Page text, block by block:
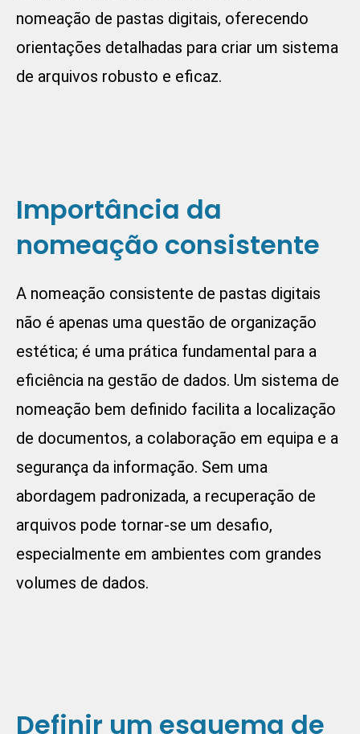
nomeação de pastas digitais, oferecendo
orientações detalhadas para criar um sistema
de arquivos robusto e eficaz.
Importância da
nomeação consistente
A nomeação consistente de pastas digitais
não é apenas uma questão de organização
estética; é uma prática fundamental para a
eficiência na gestão de dados. Um sistema de
nomeação bem definido facilita a localização
de documentos, a colaboração em equipa e a
segurança da informação. Sem uma
abordagem padronizada, a recuperação de
arquivos pode tornar-se um desafio,
especialmente em ambientes com grandes
volumes de dados.
Definir um esquema de